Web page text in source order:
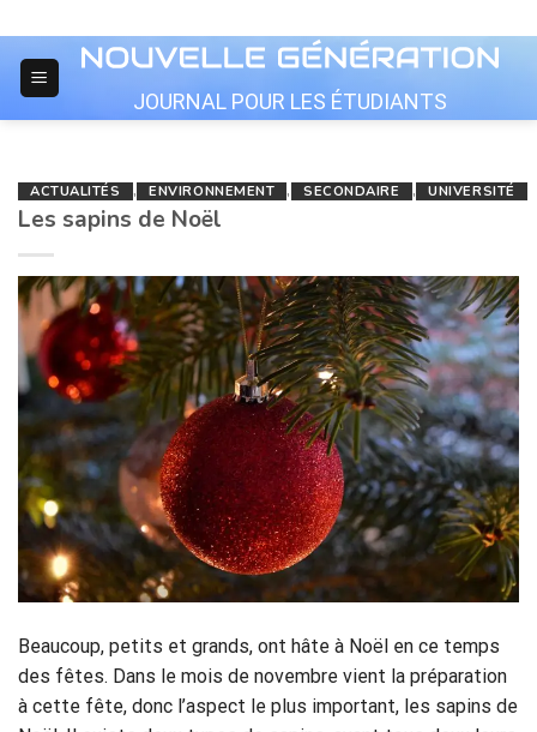
to
content
JOURNAL POUR LES ÉTUDIANTS
ACTUALITÉS , ENVIRONNEMENT , SECONDAIRE , UNIVERSITÉ
Les sapins de Noël
Beaucoup, petits et grands, ont hâte à Noël en ce temps
des fêtes. Dans le mois de novembre vient la préparation
à cette fête, donc l’aspect le plus important, les sapins de